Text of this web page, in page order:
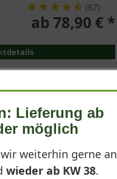
(87)
ab 78,90 € *
Sommergrün
Lieferung ab
möglich
weiterhin gerne an
wieder ab KW 38.